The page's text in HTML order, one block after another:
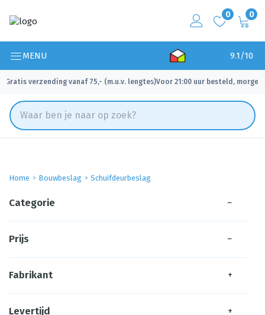
0 0
MENU 9.1/10
Gratis verzending vanaf 75,- (m.u.v. lengtes)
✓ Voor 21:00 uur besteld, morgen
Home Bouwbeslag Schuifdeurbeslag
Categorie −
Prijs −
Fabrikant +
Levertijd +